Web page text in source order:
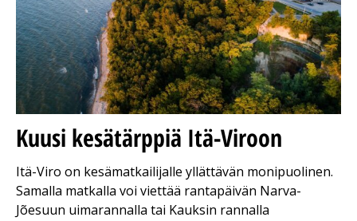
Kuusi kesätärppiä Itä-Viroon
Itä-Viro on kesämatkailijalle yllättävän monipuolinen.
Samalla matkalla voi viettää rantapäivän Narva-
Jõesuun uimarannalla tai Kauksin rannalla